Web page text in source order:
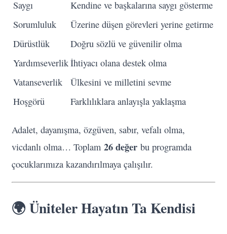
Saygı
Kendine ve başkalarına saygı gösterme
Sorumluluk
Üzerine düşen görevleri yerine getirme
Dürüstlük
Doğru sözlü ve güvenilir olma
Yardımseverlikİhtiyacı olana destek olma
Vatanseverlik
Ülkesini ve milletini sevme
Hoşgörü
Farklılıklara anlayışla yaklaşma
Adalet, dayanışma, özgüven, sabır, vefalı olma,
vicdanlı olma… Toplam 26 değer bu programda
çocuklarımıza kazandırılmaya çalışılır.
🌍 Üniteler Hayatın Ta Kendisi